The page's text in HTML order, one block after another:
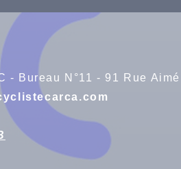
- Bureau N°11 - 91 Rue